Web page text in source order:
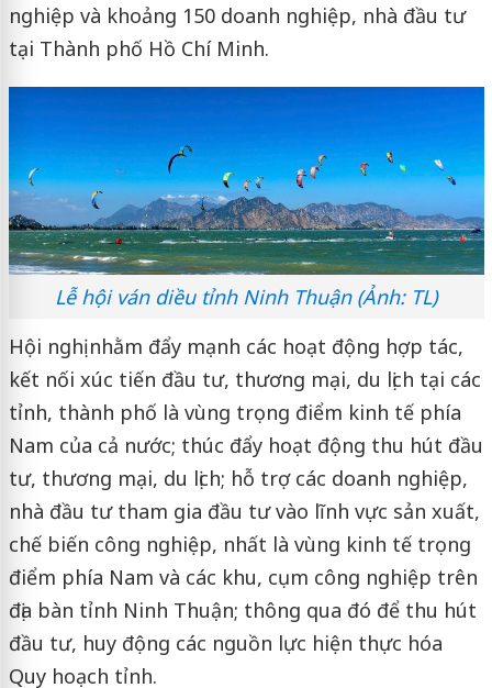
nghiệp và khoảng 150 doanh nghiệp, nhà đầu tư
tại Thành phố Hồ Chí Minh.
Lễ hội ván diều tỉnh Ninh Thuận (Ảnh: TL)
Hội nghị nhằm đẩy mạnh các hoạt động hợp tác,
kết nối xúc tiến đầu tư, thương mại, du lịch tại các
tỉnh, thành phố là vùng trọng điểm kinh tế phía
Nam của cả nước; thúc đẩy hoạt động thu hút đầu
tư, thương mại, du lịch; hỗ trợ các doanh nghiệp,
nhà đầu tư tham gia đầu tư vào lĩnh vực sản xuất,
chế biến công nghiệp, nhất là vùng kinh tế trọng
điểm phía Nam và các khu, cụm công nghiệp trên
địa bàn tỉnh Ninh Thuận; thông qua đó để thu hút
đầu tư, huy động các nguồn lực hiện thực hóa
Quy hoạch tỉnh.